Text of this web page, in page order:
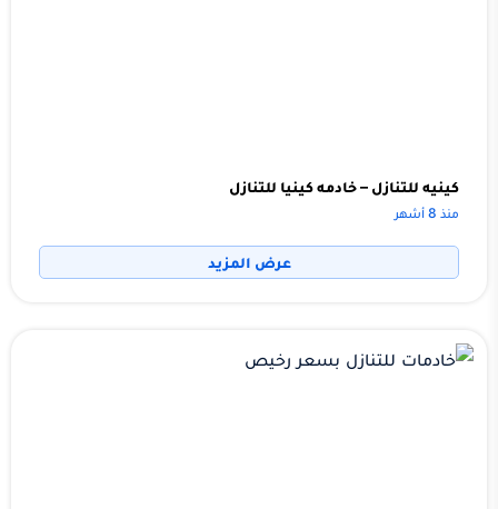
كينيه للتنازل – خادمه كينيا للتنازل
منذ 8 أشهر
عرض المزيد